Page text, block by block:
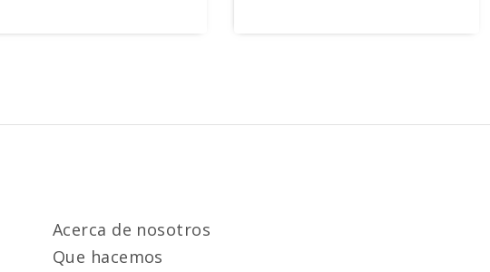
Acerca de nosotros
Que hacemos